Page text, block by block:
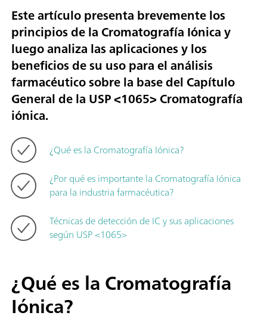
Este artículo presenta brevemente los
principios de la Cromatografía Iónica y
luego analiza las aplicaciones y los
beneficios de su uso para el análisis
farmacéutico sobre la base del Capítulo
General de la USP <1065> Cromatografía
iónica.
¿Qué es la Cromatografía Iónica?
¿Por qué es importante la Cromatografía Iónica
para la industria farmacéutica?
Técnicas de detección de IC y sus aplicaciones
según USP <1065>
¿Qué es la Cromatografía
Iónica?